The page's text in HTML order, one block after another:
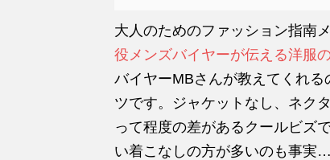
大人のためのファッション指南
役メンズバイヤーが伝える洋服
バイヤーMBさんが教えてくれ
ツです。ジャケットなし、ネク
って程度の差があるクールビズ
い着こなしの方が多いのも事実